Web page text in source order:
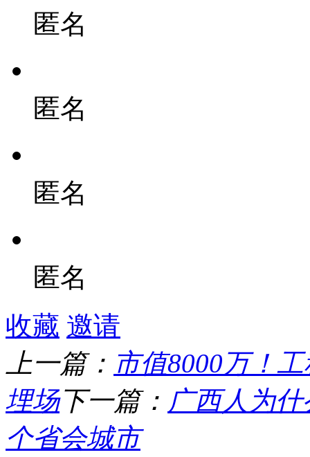
匿名
匿名
匿名
匿名
收藏 邀请
上一篇： 市值8000万！
埋场下一篇： 广西人为
个省会城市